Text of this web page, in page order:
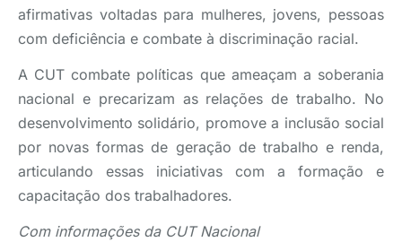
afirmativas voltadas para mulheres, jovens, pessoas
com deficiência e combate à discriminação racial.
A CUT combate políticas que ameaçam a soberania
nacional e precarizam as relações de trabalho. No
desenvolvimento solidário, promove a inclusão social
por novas formas de geração de trabalho e renda,
articulando essas iniciativas com a formação e
capacitação dos trabalhadores.
Com informações da CUT Nacional